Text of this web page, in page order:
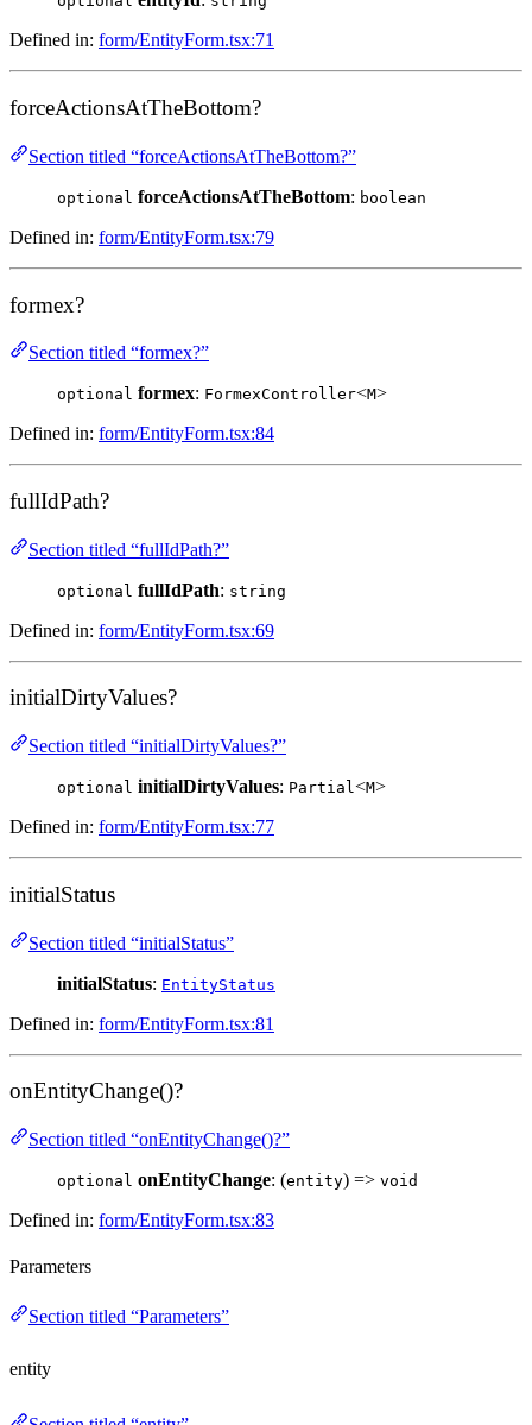
Defined in: form/EntityForm.tsx:71
forceActionsAtTheBottom?
Section titled “forceActionsAtTheBottom?”
optional forceActionsAtTheBottom: boolean
Defined in: form/EntityForm.tsx:79
formex?
Section titled “formex?”
optional formex: FormexController<M>
Defined in: form/EntityForm.tsx:84
fullIdPath?
Section titled “fullIdPath?”
optional fullIdPath: string
Defined in: form/EntityForm.tsx:69
initialDirtyValues?
Section titled “initialDirtyValues?”
optional initialDirtyValues: Partial<M>
Defined in: form/EntityForm.tsx:77
initialStatus
Section titled “initialStatus”
initialStatus: EntityStatus
Defined in: form/EntityForm.tsx:81
onEntityChange()?
Section titled “onEntityChange()?”
optional onEntityChange: (entity) => void
Defined in: form/EntityForm.tsx:83
Parameters
Section titled “Parameters”
entity